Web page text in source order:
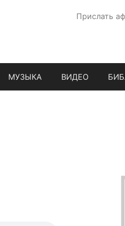
Прислать
МУЗЫКА ВИДЕО